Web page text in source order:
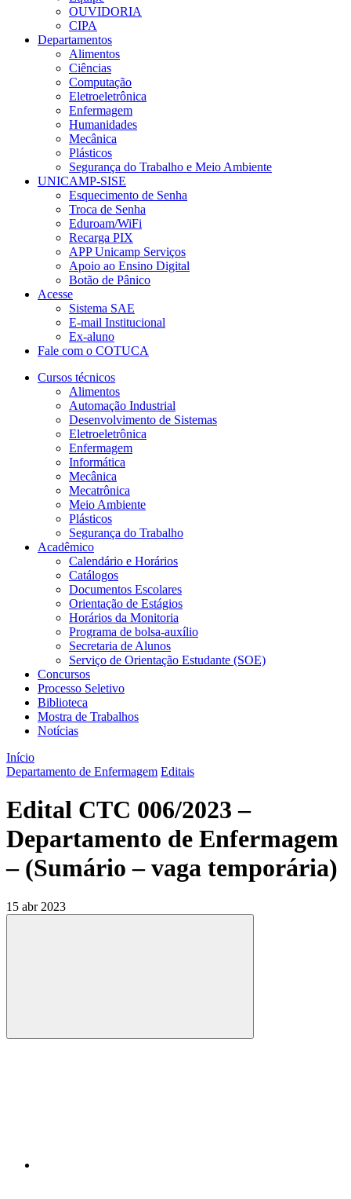
OUVIDORIA
CIPA
Departamentos
Alimentos
Ciências
Computação
Eletroeletrônica
Enfermagem
Humanidades
Mecânica
Plásticos
Segurança do Trabalho e Meio Ambiente
UNICAMP-SISE
Esquecimento de Senha
Troca de Senha
Eduroam/WiFi
Recarga PIX
APP Unicamp Serviços
Apoio ao Ensino Digital
Botão de Pânico
Acesse
Sistema SAE
E-mail Institucional
Ex-aluno
Fale com o COTUCA
Cursos técnicos
Alimentos
Automação Industrial
Desenvolvimento de Sistemas
Eletroeletrônica
Enfermagem
Informática
Mecânica
Mecatrônica
Meio Ambiente
Plásticos
Segurança do Trabalho
Acadêmico
Calendário e Horários
Catálogos
Documentos Escolares
Orientação de Estágios
Horários da Monitoria
Programa de bolsa-auxílio
Secretaria de Alunos
Serviço de Orientação Estudante (SOE)
Concursos
Processo Seletivo
Biblioteca
Mostra de Trabalhos
Notícias
Início
Departamento de Enfermagem Editais
Edital CTC 006/2023 –
Departamento de Enfermagem
– (Sumário – vaga temporária)
15 abr 2023
Compartilhar